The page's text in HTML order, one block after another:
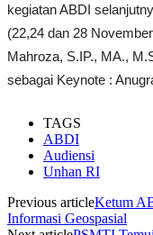
kegiatan ABDI
(22,24 dan 28
Mahroza, S.IP., MA.,
sebagai Keynote :
TAGS
ABDI
Audiensi
Unhan RI
Previous articleKetum
Informasi Geospasial